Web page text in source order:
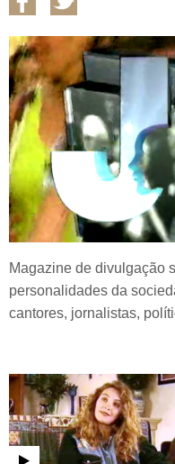
Magazine de divulgação
personalidades da
cantores, jornalistas,